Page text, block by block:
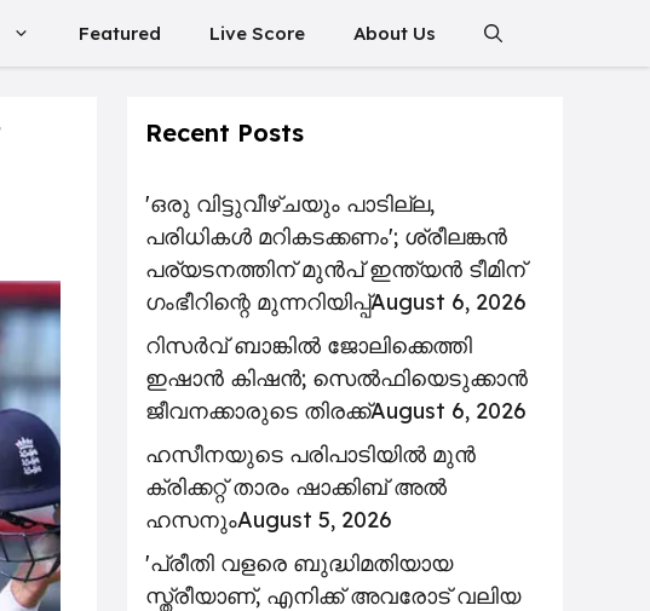
Featured Live Score About Us
Recent Posts
'ഒരു വിട്ടുവീഴ്ചയും പാടില്ല,
പരിധികൾ മറികടക്കണം'; ശ്രീലങ്കൻ
പര്യടനത്തിന് മുൻപ് ഇന്ത്യൻ ടീമിന്
ഗംഭീറിന്റെ മുന്നറിയിപ്പ്August 6, 2026
റിസര്‍വ് ബാങ്കിൽ ജോലിക്കെത്തി
ഇഷാന്‍ കിഷന്‍; സെൽഫിയെടുക്കാൻ
ജീവനക്കാരുടെ തിരക്ക്August 6, 2026
ഹസീനയുടെ പരിപാടിയിൽ മുൻ
ക്രിക്കറ്റ് താരം ഷാക്കിബ് അൽ
ഹസനുംAugust 5, 2026
'പ്രീതി വളരെ ബുദ്ധിമതിയായ
സ്ത്രീയാണ്, എനിക്ക് അവരോട് വലിയ